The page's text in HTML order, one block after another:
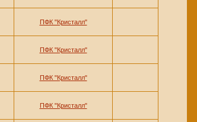
ПФК "Кристалл"
ПФК "Кристалл"
ПФК "Кристалл"
ПФК "Кристалл"